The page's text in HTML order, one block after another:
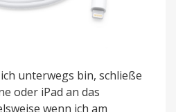
unterwegs bin, schließe
oder iPad an das
wenn ich am